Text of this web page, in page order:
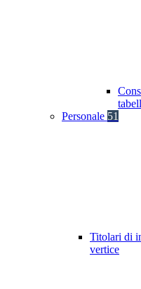
Personale 51
Titolari di
vertice